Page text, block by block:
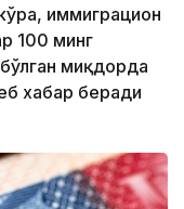
иммиграцион
100 минг
миқдорда
хабар беради